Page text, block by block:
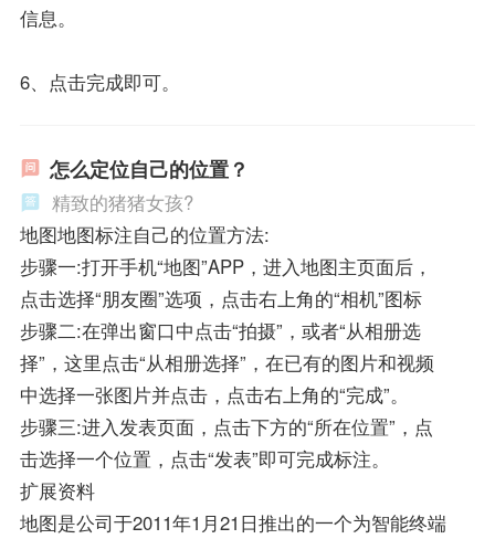
信息。
6、点击完成即可。
怎么定位自己的位置？
精致的猪猪女孩?
地图地图标注自己的位置方法:
步骤一:打开手机“地图”APP，进入地图主页面后，
点击选择“朋友圈”选项，点击右上角的“相机”图标
步骤二:在弹出窗口中点击“拍摄”，或者“从相册选
择”，这里点击“从相册选择”，在已有的图片和视频
中选择一张图片并点击，点击右上角的“完成”。
步骤三:进入发表页面，点击下方的“所在位置”，点
击选择一个位置，点击“发表”即可完成标注。
扩展资料
地图是公司于2011年1月21日推出的一个为智能终端